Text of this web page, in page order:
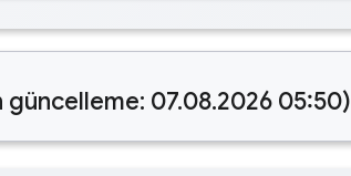
güncelleme: 07.08.2026 05:50)